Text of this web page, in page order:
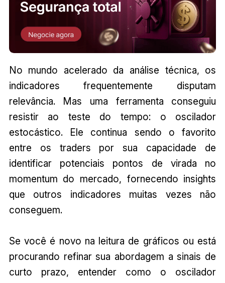
No mundo acelerado da análise técnica, os
indicadores frequentemente disputam
relevância. Mas uma ferramenta conseguiu
resistir ao teste do tempo: o oscilador
estocástico. Ele continua sendo o favorito
entre os traders por sua capacidade de
identificar potenciais pontos de virada no
momentum do mercado, fornecendo insights
que outros indicadores muitas vezes não
conseguem.
Se você é novo na leitura de gráficos ou está
procurando refinar sua abordagem a sinais de
curto prazo, entender como o oscilador